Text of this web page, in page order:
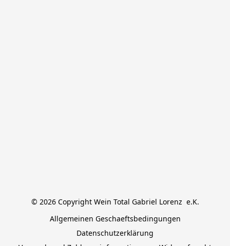
© 2026 Copyright Wein Total Gabriel Lorenz  e.K.
Allgemeinen Geschaeftsbedingungen
Datenschutzerklärung